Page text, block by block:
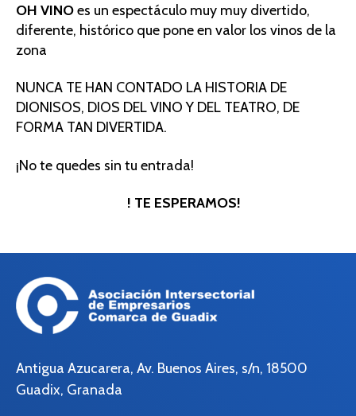
OH VINOes un espectáculo muy muy divertido,
diferente, histórico que pone en valor los vinos de la
zona
NUNCA TE HAN CONTADO LA HISTORIA DE
DIONISOS, DIOS DEL VINO Y DEL TEATRO, DE
FORMA TAN DIVERTIDA.
¡No te quedes sin tu entrada!
! TE ESPERAMOS!
Antigua Azucarera, Av. Buenos Aires, s/n, 18500
Guadix, Granada